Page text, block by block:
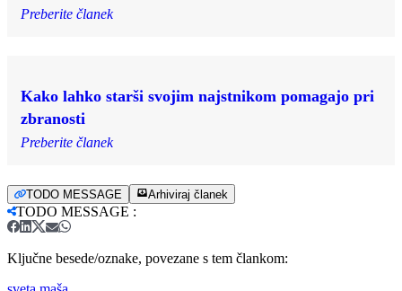
Preberite članek
Kako lahko starši svojim najstnikom pomagajo pri
zbranosti
Preberite članek
TODO MESSAGE Arhiviraj članek
TODO MESSAGE :
Ključne besede/oznake, povezane s tem člankom: